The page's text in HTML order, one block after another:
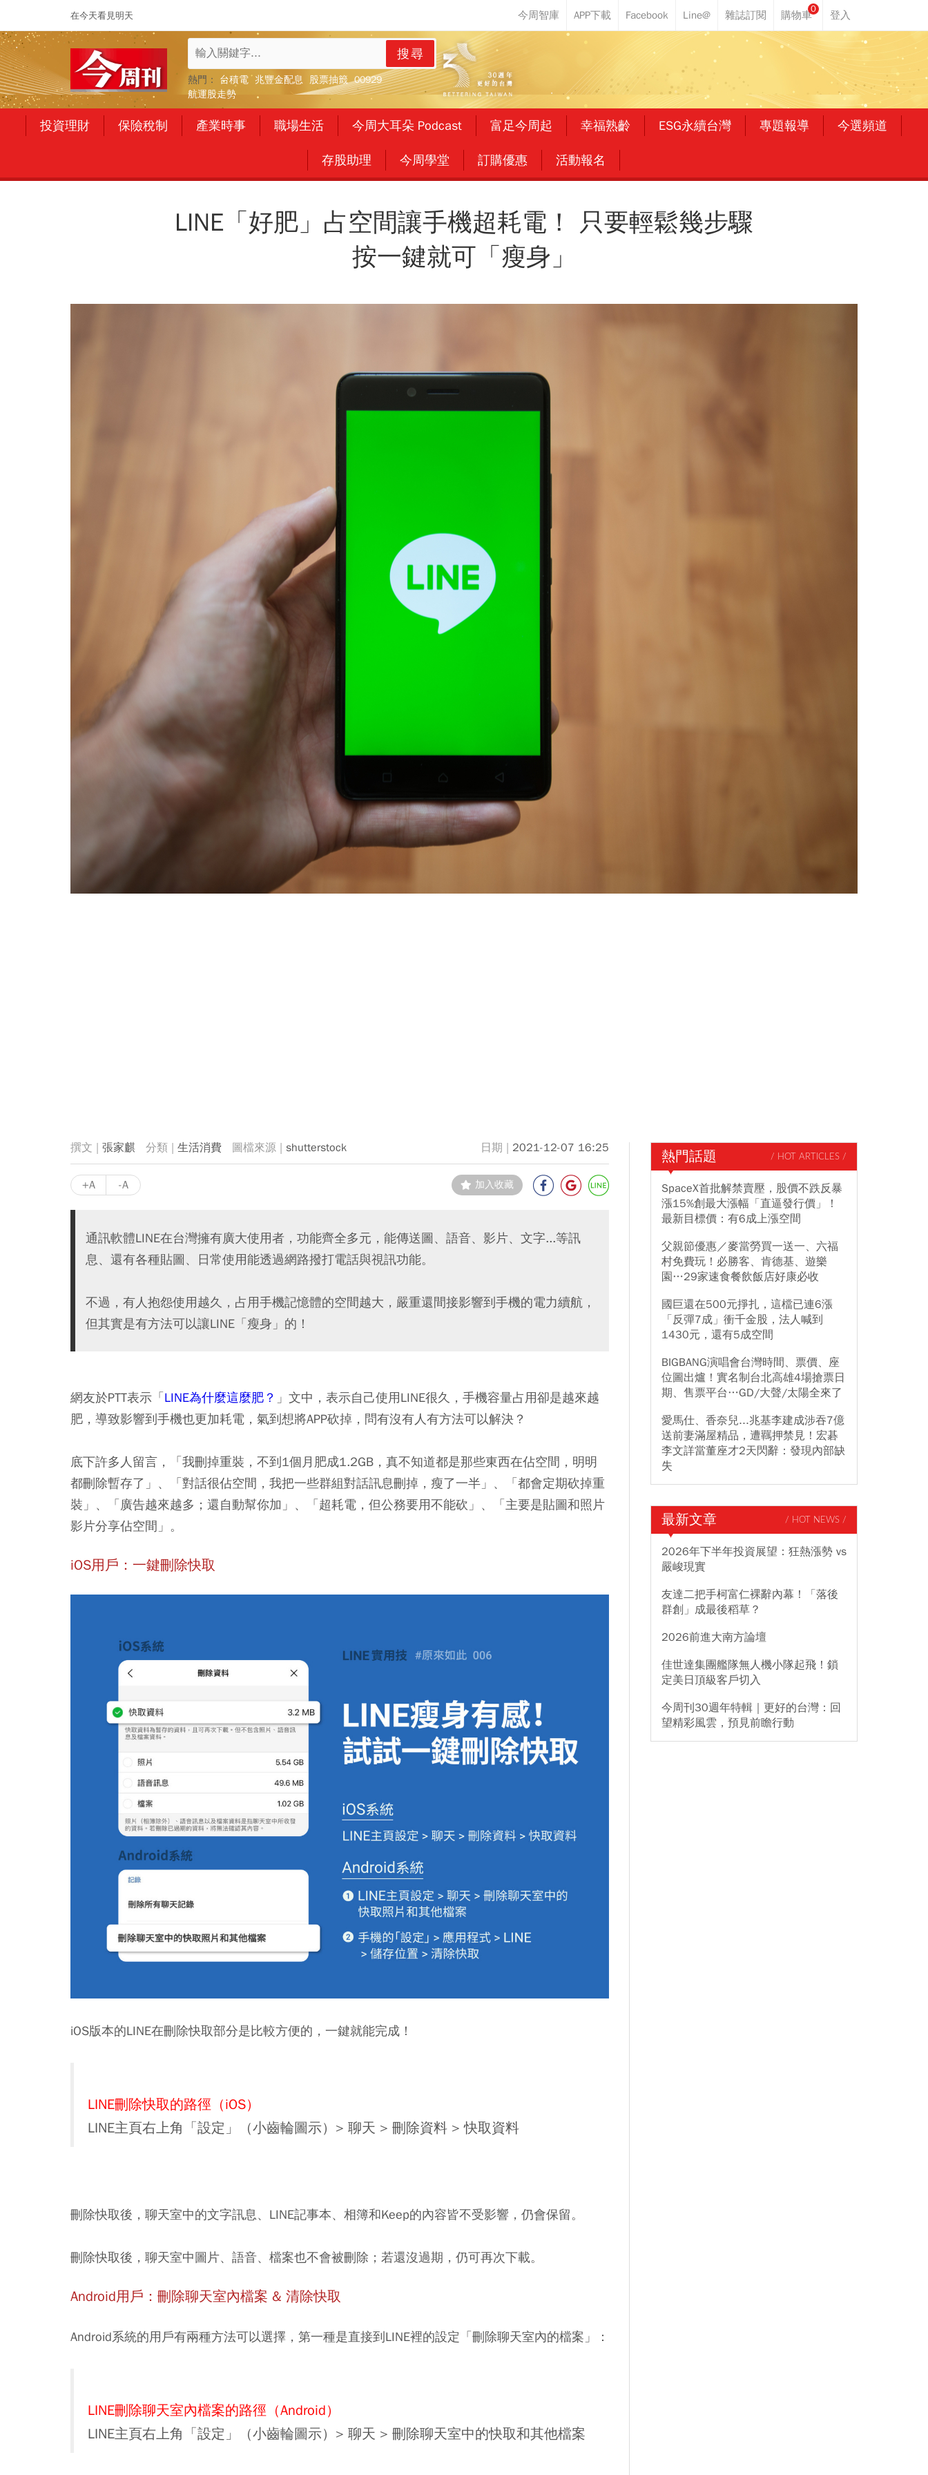
在今天看見明天
0
搜尋
熱門： 台積電 兆豐金配息 股票抽籤 00929
航運股走勢
投資理財 保險稅制 產業時事 職場生活 今周大耳朵 Podcast 富足今周起 幸福熟齡 ESG永續台灣 專題報導 今選頻道
存股助理 今周學堂 訂購優惠 活動報名
LINE「好肥」占空間讓手機超耗電！ 只要輕鬆幾步驟
按一鍵就可「瘦身」
張家麒 生活消費 shutterstock 2021-12-07 16:25
+A -A 加入收藏
通訊軟體LINE在台灣擁有廣大使用者，功能齊全多元，能傳送圖、語音、影片、文字...等訊
息、還有各種貼圖、日常使用能透過網路撥打電話與視訊功能。
不過，有人抱怨使用越久，占用手機記憶體的空間越大，嚴重還間接影響到手機的電力續航，
但其實是有方法可以讓LINE「瘦身」的！
網友於PTT表示「LINE為什麼這麼肥？ 」文中，表示自己使用LINE很久，手機容量占用卻是越來越
肥，導致影響到手機也更加耗電，氣到想將APP砍掉，問有沒有人有方法可以解決？
底下許多人留言，「我刪掉重裝，不到1個月肥成1.2GB，真不知道都是那些東西在佔空間，明明
都刪除暫存了」、「對話很佔空間，我把一些群組對話訊息刪掉，瘦了一半」、「都會定期砍掉重
裝」、「廣告越來越多；還自動幫你加」、「超耗電，但公務要用不能砍」、「主要是貼圖和照片
影片分享佔空間」。
iOS用戶：一鍵刪除快取
iOS版本的LINE在刪除快取部分是比較方便的，一鍵就能完成！
LINE刪除快取的路徑（iOS）
LINE主頁右上角「設定」（小齒輪圖示）> 聊天 > 刪除資料 > 快取資料
刪除快取後，聊天室中的文字訊息、LINE記事本、相簿和Keep的內容皆不受影響，仍會保留。
刪除快取後，聊天室中圖片、語音、檔案也不會被刪除；若還沒過期，仍可再次下載。
Android用戶：刪除聊天室內檔案 & 清除快取
Android系統的用戶有兩種方法可以選擇，第一種是直接到LINE裡的設定「刪除聊天室內的檔案」：
LINE刪除聊天室內檔案的路徑（Android）
LINE主頁右上角「設定」（小齒輪圖示）> 聊天 > 刪除聊天室中的快取和其他檔案
熱門話題 / HOT ARTICLES /
SpaceX首批解禁賣壓，股價不跌反暴
漲15%創最大漲幅「直逼發行價」！
最新目標價：有6成上漲空間
父親節優惠／麥當勞買一送一、六福
村免費玩！必勝客、肯德基、遊樂
園…29家速食餐飲飯店好康必收
國巨還在500元掙扎，這檔已連6漲
「反彈7成」衝千金股，法人喊到
1430元，還有5成空間
BIGBANG演唱會台灣時間、票價、座
位圖出爐！實名制台北高雄4場搶票日
期、售票平台…GD/大聲/太陽全來了
愛馬仕、香奈兒...兆基李建成涉吞7億
送前妻滿屋精品，遭羈押禁見！宏碁
李文詳當董座才2天閃辭：發現內部缺
失
最新文章 / HOT NEWS /
2026年下半年投資展望：狂熱漲勢 vs
嚴峻現實
友達二把手柯富仁裸辭內幕！「落後
群創」成最後稻草？
2026前進大南方論壇
佳世達集團艦隊無人機小隊起飛！鎖
定美日頂級客戶切入
今周刊30週年特輯｜更好的台灣：回
望精彩風雲，預見前瞻行動